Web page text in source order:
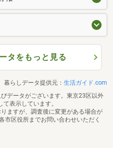
タをもっと見る
暮らしデータ提供元： 生活ガイド.com
データがございます。東京23区以外
表示しています。
ますが、調査後に変更がある場合が
市区役所までお問い合わせいただく